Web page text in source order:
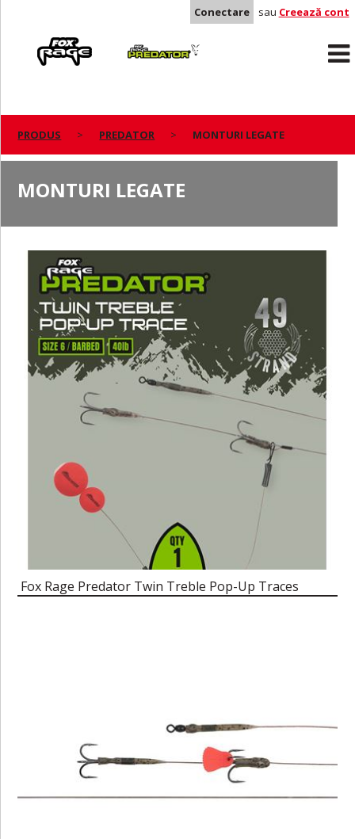
Conectare sau Creează cont
Predator
PRODUS PREDATOR MONTURI LEGATE
MONTURI LEGATE
Fox Rage Predator Twin Treble Pop-Up Traces